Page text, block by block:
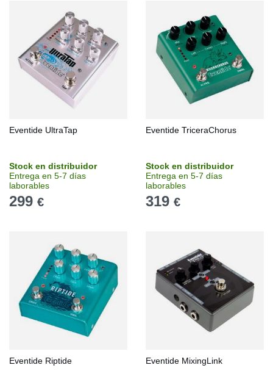
Eventide UltraTap
Stock en distribuidor
Entrega en 5-7 días
laborables
299 €
Eventide TriceraChorus
Stock en distribuidor
Entrega en 5-7 días
laborables
319 €
Eventide Riptide Eventide MixingLink